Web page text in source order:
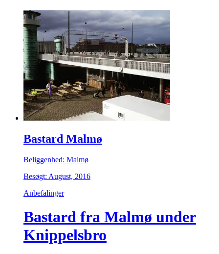
Bastard Malmø
Beliggenhed: Malmø
Besøgt: August, 2016
Anbefalinger
Bastard fra Malmø under
Knippelsbro